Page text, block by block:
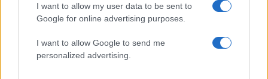
I want to allow my user data to be sent to
Google for online advertising purposes.
I want to allow Google to send me
personalized advertising.
τραγωδία της Μαρφίν - Η διαδικασία που
θα ακολουθηθεί
Πιο σχολιασμένα